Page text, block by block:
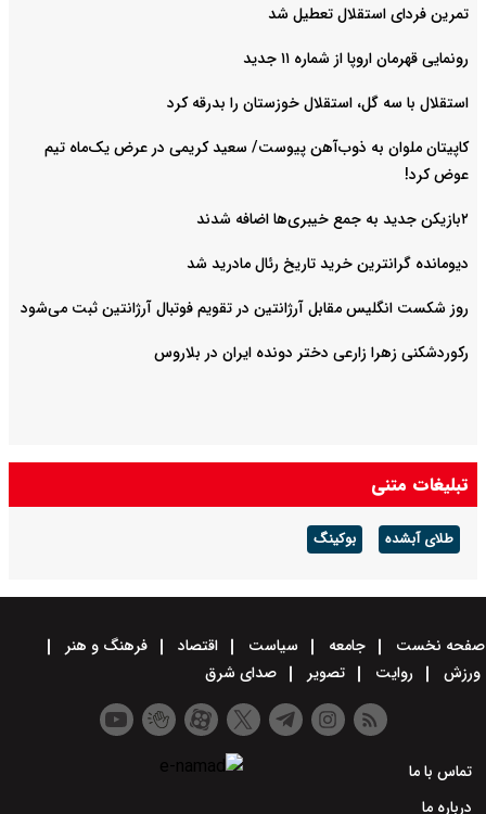
تمرین فردای استقلال تعطیل شد
رونمایی قهرمان اروپا از شماره ۱۱ جدید
استقلال با سه گل، استقلال خوزستان را بدرقه کرد
کاپیتان ملوان به ذوب‌آهن پیوست/ سعید کریمی در عرض یک‌ماه تیم
عوض کرد!
۲بازیکن جدید به جمع خیبری‌ها اضافه شدند
دیومانده گرانترین خرید تاریخ رئال مادرید شد
روز شکست انگلیس مقابل آرژانتین در تقویم فوتبال آرژانتین ثبت می‌شود
رکوردشکنی زهرا زارعی دختر دونده ایران در بلاروس
تبلیغات متنی
طلای آبشده بوکینگ
صفحه نخست جامعه سیاست اقتصاد
فرهنگ و هنر
ورزش
روایت تصویر صدای شرق
تماس با ما
درباره ما